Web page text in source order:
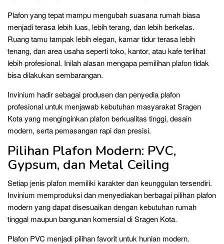
Plafon yang tepat mampu mengubah suasana rumah biasa
menjadi terasa lebih luas, lebih terang, dan lebih berkelas.
Ruang tamu tampak lebih elegan, kamar tidur terasa lebih
tenang, dan area usaha seperti toko, kantor, atau kafe terlihat
lebih profesional. Inilah alasan mengapa pemilihan plafon tidak
bisa dilakukan sembarangan.
Invinium hadir sebagai produsen dan penyedia plafon
profesional untuk menjawab kebutuhan masyarakat Sragen
Kota yang menginginkan plafon berkualitas tinggi, desain
modern, serta pemasangan rapi dan presisi.
Pilihan Plafon Modern: PVC,
Gypsum, dan Metal Ceiling
Setiap jenis plafon memiliki karakter dan keunggulan tersendiri.
Invinium memproduksi dan menyediakan berbagai pilihan plafon
modern yang dapat disesuaikan dengan kebutuhan rumah
tinggal maupun bangunan komersial di Sragen Kota.
Plafon PVC menjadi pilihan favorit untuk hunian modern.